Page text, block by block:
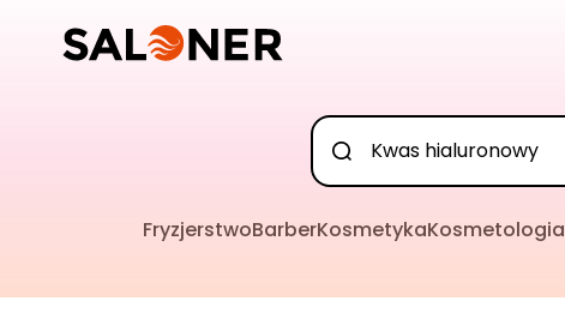
FryzjerstwoBarberKosmetykaKosmetologia